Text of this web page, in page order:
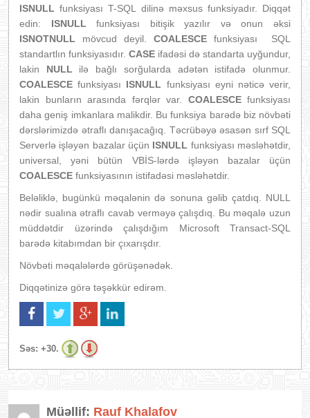
ISNULL funksiyası T-SQL dilinə məxsus funksiyadır. Diqqət
edin: ISNULL funksiyası bitişik yazılır və onun əksi
ISNOTNULL mövcud deyil. COALESCE funksiyası SQL
standartlın funksiyasıdır. CASE ifadəsi də standarta uyğundur,
lakin NULL ilə bağlı sorğularda adətən istifadə olunmur.
COALESCE funksiyası ISNULL funksiyası eyni nəticə verir,
lakin bunların arasında fərqlər var. COALESCEfunksiyası
daha geniş imkanlara malikdir. Bu funksiya barədə biz növbəti
dərslərimizdə ətraflı danışacağıq. Təcrübəyə əsasən sırf SQL
Serverlə işləyən bazalar üçün ISNULL funksiyası məsləhətdir,
universal, yəni bütün VBİS-lərdə işləyən bazalar üçün
COALESCE funksiyasının istifadəsi məsləhətdir.
Beləliklə, bugünkü məqalənin də sonuna gəlib çatdıq. NULL
nədir sualına ətraflı cavab verməyə çalışdıq. Bu məqalə uzun
müddətdir üzərində çalışdığım Microsoft Transact-SQL
barədə kitabımdan bir çıxarışdır.
Növbəti məqalələrdə görüşənədək.
Diqqətinizə görə təşəkkür edirəm.
Səs: +30.
Müəllif: Rauf Khalafov